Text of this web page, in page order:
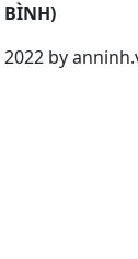
BÌNH)
by